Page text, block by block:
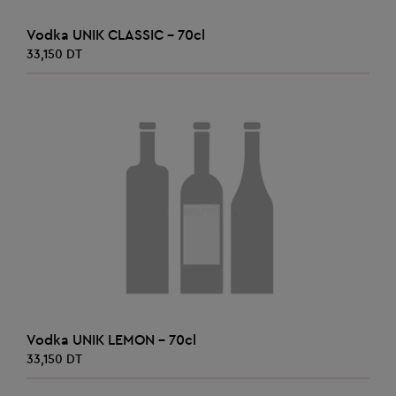
AJOUTER AU PANIER
Vodka UNIK CLASSIC - 70cl
33,150 DT
AJOUTER AU PANIER
Vodka UNIK LEMON - 70cl
33,150 DT